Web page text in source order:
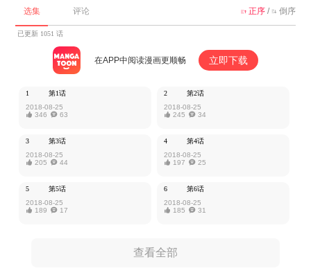
继续任人宰割。
该作品由云端漫画授权MangaToon发布，内容仅为作者本人观点，不代表
MangaToon所持立场。
选集 评论  正序/  倒序
已更新 1051 话
在APP中阅读漫画更顺畅 立即下载
1
第1话
2018-08-25
 346 63
2
第2话
2018-08-25
 245 34
3
第3话
2018-08-25
 205 44
4
第4话
2018-08-25
 197 25
5
第5话
2018-08-25
 189 17
6
第6话
2018-08-25
 185 31
查看全部